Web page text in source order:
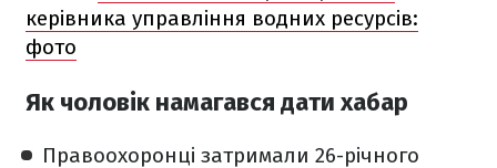
керівника управління водних ресурсів:
фото
Як чоловік намагався дати хабар
Правоохоронці затримали 26-річного